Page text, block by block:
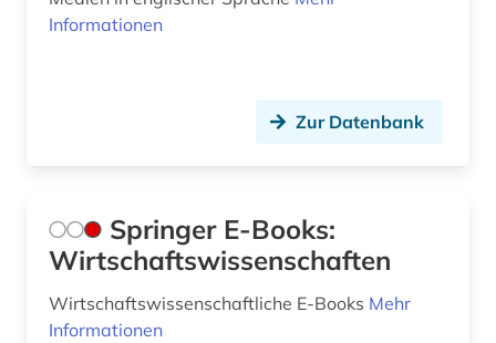
Informationen
Zur Datenbank
Springer E-Books:
Wirtschaftswissenschaften
Wirtschaftswissenschaftliche E-Books Mehr
Informationen